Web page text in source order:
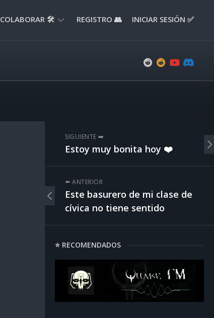
COLABORAR 🛠️ REGISTRO 👥 INICIAR SESIÓN ✅
SIGUIENTE ➡️
Estoy muy bonita hoy ❤️
⬅️ ANTERIOR
Este basurero de mi clase de
cívica no tiene sentido
⭐ RECOMENDADOS